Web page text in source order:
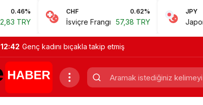
CHF 0.62%
İsviçre Frangı 57,38 TRY
JPY 0.01%
Japon Yeni 0,00 TRY
12:42 Genç kadını bıçakla takip etmiş